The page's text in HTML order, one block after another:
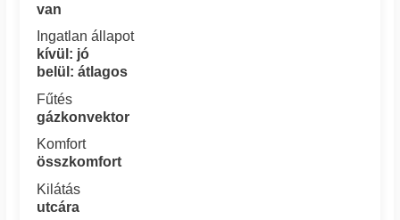
van
Ingatlan állapot
kívül: jó
belül: átlagos
Fűtés
gázkonvektor
Komfort
összkomfort
Kilátás
utcára